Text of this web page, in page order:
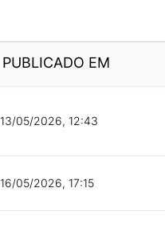
PUBLICADO EM
13/05/2026, 12:43
16/05/2026, 17:15